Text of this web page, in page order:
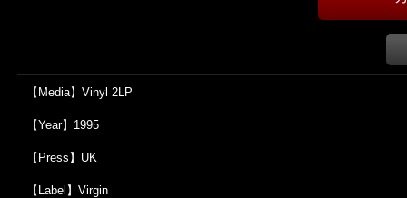
【Media】Vinyl 2LP
【Year】1995
【Press】UK
【Label】Virgin